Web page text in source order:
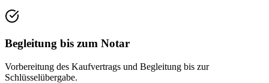
Begleitung bis zum Notar
Vorbereitung des Kaufvertrags und Begleitung bis zur
Schlüsselübergabe.